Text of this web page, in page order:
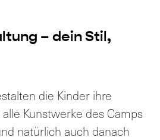
– dein Stil,
die Kinder ihre
Kunstwerke des Camps
natürlich auch danach